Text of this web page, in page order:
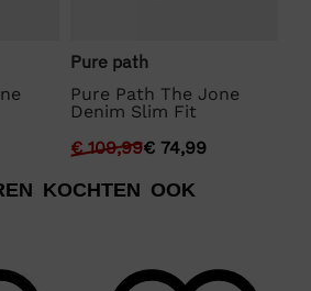
Pure path
Pure Path The Jone
Denim Slim Fit
€109,99€ 74,99
KOCHTEN OOK